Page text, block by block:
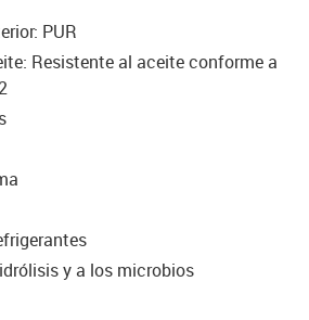
PUR
Resistente al aceite conforme a
y a los microbios